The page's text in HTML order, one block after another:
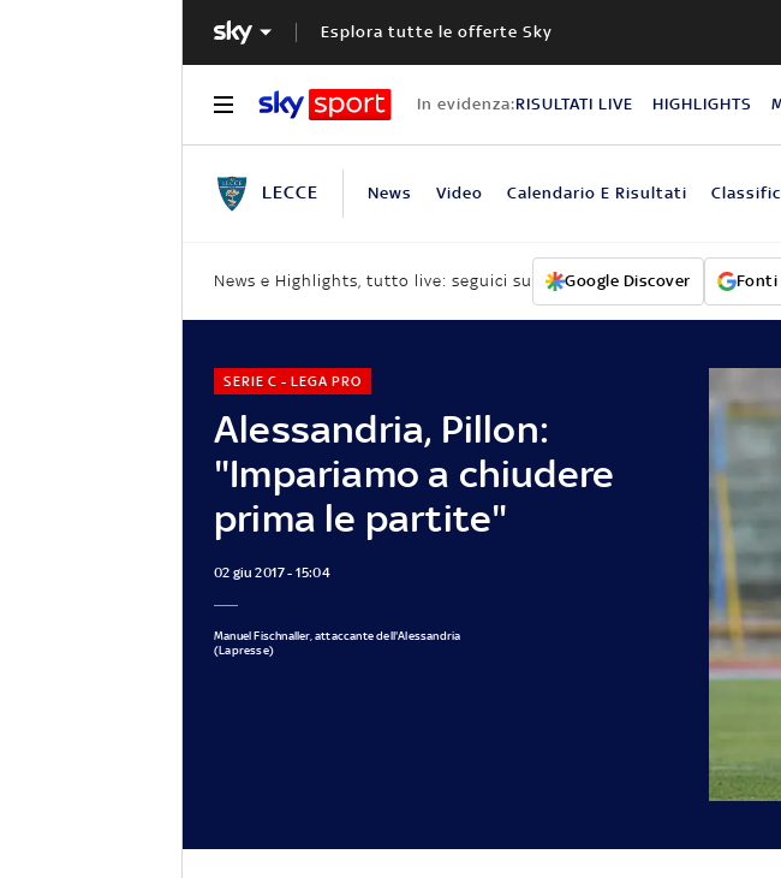
Esplora tutte le offerte Sky
In evidenza:RISULTATI LIVE HIGHLIGHTS
LECCE News Video Calendario E Risultati
News e Highlights, tutto live: seguici su Google Discover Fonti
Alessandria, Pillon:
"Impariamo a chiudere
prima le partite"
SERIE C - LEGA PRO
02 giu 2017 - 15:04
Manuel Fischnaller, attaccante dell'Alessandria
(Lapresse)